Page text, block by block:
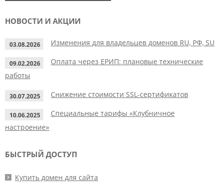
НОВОСТИ И АКЦИИ
03.08.2026 Изменения для владельцев доменов RU, РФ, SU
09.02.2026
Оплата через ЕРИП: плановые технические
работы
30.07.2025 Снижение стоимости SSL-сертификатов
10.06.2025
Специальные тарифы «Клубничное
настроение»
БЫСТРЫЙ ДОСТУП
Купить домен для сайта